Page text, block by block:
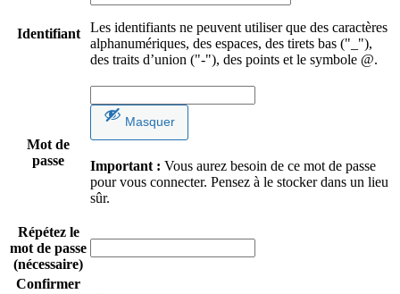
Identifiant
Les identifiants ne peuvent utiliser que des caractères
alphanumériques, des espaces, des tirets bas ("_"),
des traits d’union ("-"), des points et le symbole @.
Mot de
passe
Masquer
Important : Vous aurez besoin de ce mot de passe
pour vous connecter. Pensez à le stocker dans un lieu
sûr.
Répétez le
mot de passe
(nécessaire)
Confirmer